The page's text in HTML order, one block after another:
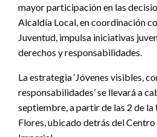
mayor participación en las
Alcaldía Local, en coordinación
Juventud, impulsa iniciativas
derechos y responsabilidades.
La estrategia ‘Jóvenes visibles,
responsabilidades’ se llevará a
septiembre, a partir de las 2 de la
Flores, ubicado detrás del